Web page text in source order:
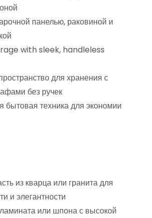
панелью, раковиной и
with sleek, handleless
для хранения с
без ручек
бытовая техника для экономии
из кварца или гранита для
и элегантности
или шпона с высокой